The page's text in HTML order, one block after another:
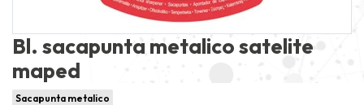
Bl. sacapunta metalico satelite
maped
Sacapunta metalico